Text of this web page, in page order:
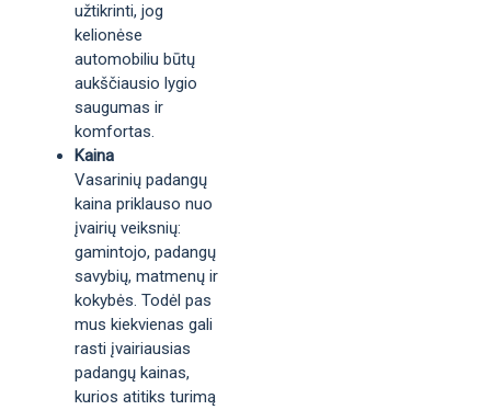
užtikrinti, jog
kelionėse
automobiliu būtų
aukščiausio lygio
saugumas ir
komfortas.
Kaina
Vasarinių padangų
kaina priklauso nuo
įvairių veiksnių:
gamintojo, padangų
savybių, matmenų ir
kokybės. Todėl pas
mus kiekvienas gali
rasti įvairiausias
padangų kainas,
kurios atitiks turimą